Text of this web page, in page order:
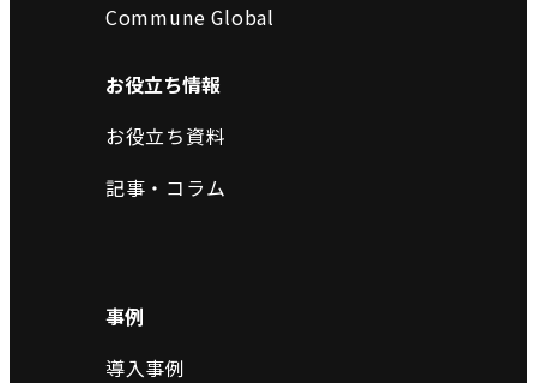
Commune Global
お役立ち情報
お役立ち資料
記事・コラム
事例
導入事例